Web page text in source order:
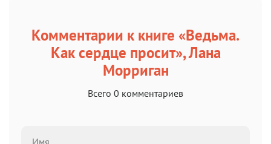
Комментарии к книге «Ведьма.
Как сердце просит», Лана
Морриган
Всего 0 комментариев